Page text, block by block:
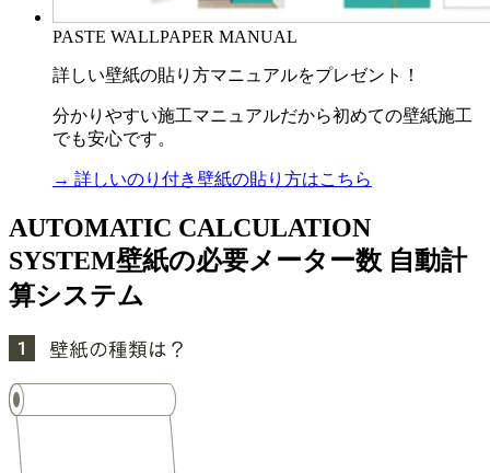
PASTE WALLPAPER MANUAL
詳しい壁紙の貼り方マニュアルをプレゼント！
分かりやすい施工マニュアルだから初めての壁紙施工
でも安心です。
→ 詳しいのり付き壁紙の貼り方はこちら
AUTOMATIC CALCULATION
SYSTEM壁紙の必要メーター数 自動計
算システム